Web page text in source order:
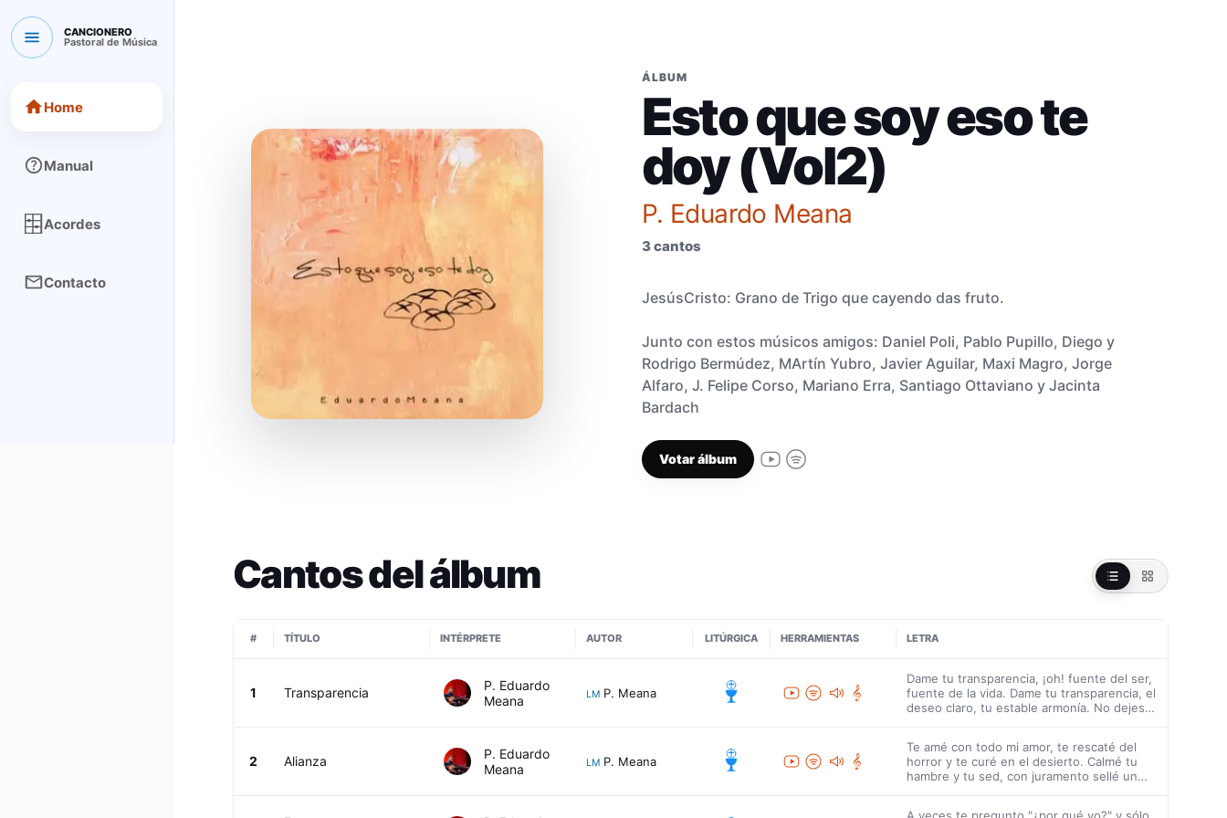
CANCIONERO
Pastoral de Música
CANCIONERO Pastoral de Música
Home
Manual
Acordes
Contacto
ÁLBUM
Esto que soy eso te
doy (Vol2)
P. Eduardo Meana
3 cantos
JesúsCristo: Grano de Trigo que cayendo das fruto.
Junto con estos músicos amigos: Daniel Poli, Pablo Pupillo, Diego y
Rodrigo Bermúdez, MArtín Yubro, Javier Aguilar, Maxi Magro, Jorge
Alfaro, J. Felipe Corso, Mariano Erra, Santiago Ottaviano y Jacinta
Bardach
Votar álbum
Cantos del álbum
# TÍTULO INTÉRPRETE AUTOR LITÚRGICA HERRAMIENTAS LETRA
1 Transparencia
P. Eduardo
Meana
LM P. Meana 0
Dame tu transparencia, ¡oh! fuente del ser,
fuente de la vida. Dame tu transparencia, el
deseo claro, tu estable armonía. No dejes
Dame ojos limpios, corazón más creyente y
más bueno. Dame tu transparencia, ¡oh!
fuente de todo, fuente de hermosura.
manos, mansas y seguras. Lava mi corazón
2 Alianza
P. Eduardo
Meana
LM P. Meana 0
Te amé con todo mi amor, te rescaté del
horror y te curé en el desierto. Calmé tu
hambre y tu sed, con juramento sellé un